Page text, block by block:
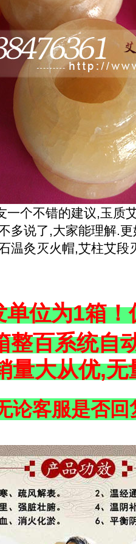
一个不错的建议,玉质
多说了,大家能理解.
温灸灭火帽,艾柱艾段
单位为1箱
整百系统自
量大从优,无
论客服是否